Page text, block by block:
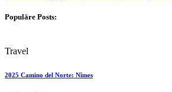
Populäre Posts:
Travel
2025 Camino del Norte: Nîmes